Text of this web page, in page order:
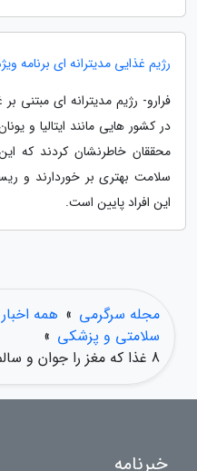
رژیم غذایی مدیترانه ای برنامه
در کشور هایی مانند ایتالیا و
محققان خاطرنشان کردند که این
سلامت بهتری بر خوردارند و
این افراد پایین است.
مجله سرگرمی » همه
سلامتی و پزشکی »
8 غذا که مغز را جوان و سالم نگه می دارد
خبرنامه